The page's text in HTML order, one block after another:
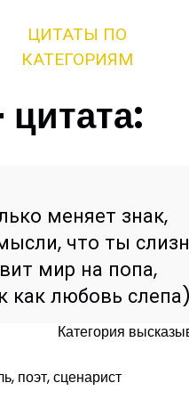
ЦИТАТЫ ПО
КАТЕГОРИЯМ
меняет знак,
что ты
мир на попа,
как любовь
Категория
поэт, сценарист